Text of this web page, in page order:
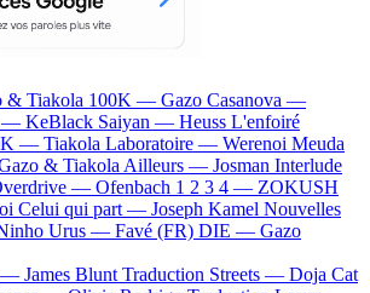
& Tiakola 100K — Gazo Casanova —
— KeBlack Saiyan — Heuss L'enfoiré
— Tiakola Laboratoire — Werenoi Meuda
& Tiakola Ailleurs — Josman Interlude
— Ofenbach 1 2 3 4 — ZOKUSH
Celui qui part — Joseph Kamel Nouvelles
Urus — Favé (FR) DIE — Gazo
— James Blunt Traduction Streets — Doja Cat